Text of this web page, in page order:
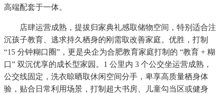
高端配套于一体。
店肆运营成熟，提拔归家典礼感取储物空间，特别适合注
沉孩子教育、逃求持久栖身的刚需取改善家庭。优胜，打制
“15 分钟糊口圈”，更是央企为合肥教育家庭打制的 “教育 + 糊
口” 双沉优享的成长型家园。1 公里内 3 个公交坐运营成熟，
公交线固定，洗衣晾晒取休闲空间分手，卑享高质量栖身体
验，贴合日常利用场景，打制超大书房、儿童勾当区或健身